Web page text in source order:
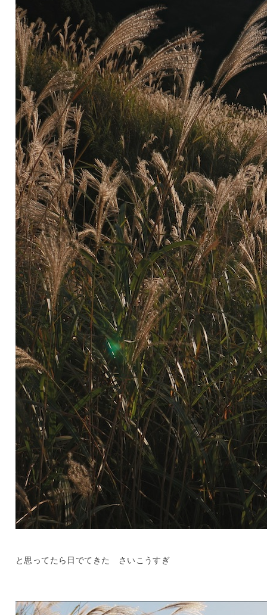
と思ってたら日でてきた さいこうすぎ